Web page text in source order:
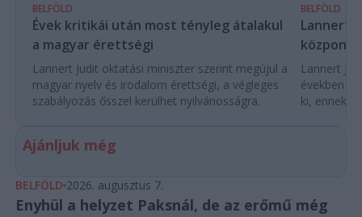
BELFÖLD
Évek kritikái után most tényleg átalakul
a magyar érettségi
Lannert Judit oktatási miniszter szerint megújul a
magyar nyelv és irodalom érettségi, a végleges
szabályozás ősszel kerülhet nyilvánosságra.
BELFÖLD
Lannert
Lannert
években
ki, ennek
Ajánljuk még
BELFÖLD 2026. augusztus 7.
Enyhül a helyzet Paksnál, de az erőmű még